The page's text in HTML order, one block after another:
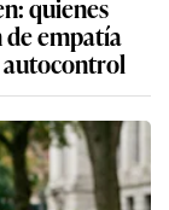
quienes
de empatía
autocontrol